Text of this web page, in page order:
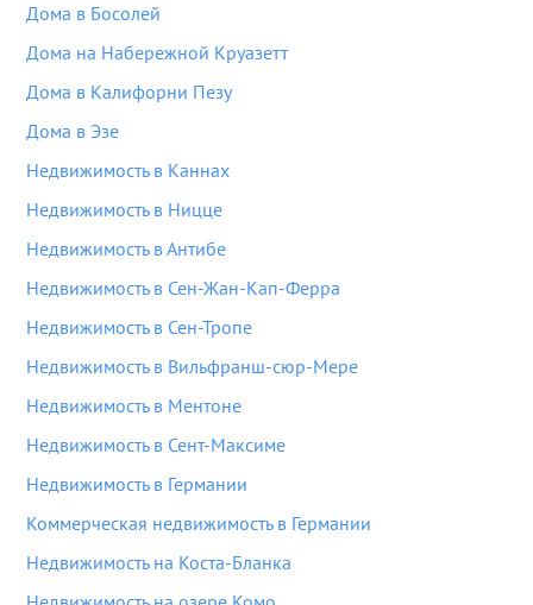
Дома в Босолей
Дома на Набережной Круазетт
Дома в Калифорни Пезу
Дома в Эзе
Недвижимость в Каннах
Недвижимость в Ницце
Недвижимость в Антибе
Недвижимость в Сен-Жан-Кап-Ферра
Недвижимость в Сен-Тропе
Недвижимость в Вильфранш-сюр-Мере
Недвижимость в Ментоне
Недвижимость в Сент-Максиме
Недвижимость в Германии
Коммерческая недвижимость в Германии
Недвижимость на Коста-Бланка